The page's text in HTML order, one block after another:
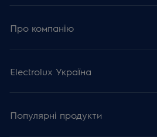
Про компанію
Electrolux Україна
Популярні продукти